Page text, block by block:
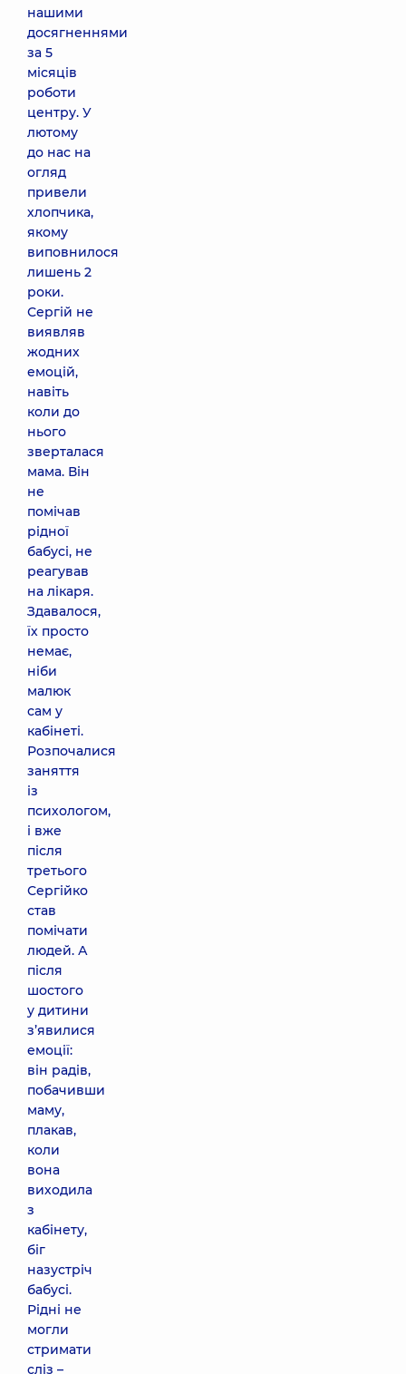
нашими
досягненнями
за 5
місяців
роботи
центру. У
лютому
до нас на
огляд
привели
хлопчика,
якому
виповнилося
лишень 2
роки.
Сергій не
виявляв
жодних
емоцій,
навіть
коли до
нього
зверталася
мама. Він
не
помічав
рідної
бабусі, не
реагував
на лікаря.
Здавалося,
їх просто
немає,
ніби
малюк
сам у
кабінеті.
Розпочалися
заняття
із
психологом,
і вже
після
третього
Сергійко
став
помічати
людей. А
після
шостого
у дитини
з’явилися
емоції:
він радів,
побачивши
маму,
плакав,
коли
вона
виходила
з
кабінету,
біг
назустріч
бабусі.
Рідні не
могли
стримати
сліз –